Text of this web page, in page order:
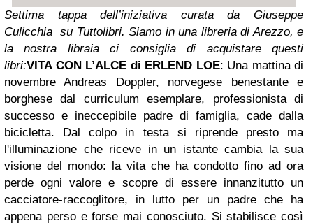
Settima tappa dell’iniziativa curata da Giuseppe
Culicchia su Tuttolibri. Siamo in una libreria di Arezzo, e
la nostra libraia ci consiglia di acquistare questi
libri:VITA CON L’ALCE di ERLEND LOE: Una mattina di
novembre Andreas Doppler, norvegese benestante e
borghese dal curriculum esemplare, professionista di
successo e ineccepibile padre di famiglia, cade dalla
bicicletta. Dal colpo in testa si riprende presto ma
l'illuminazione che riceve in un istante cambia la sua
visione del mondo: la vita che ha condotto fino ad ora
perde ogni valore e scopre di essere innanzitutto un
cacciatore-raccoglitore, in lutto per un padre che ha
appena perso e forse mai conosciuto. Si stabilisce così